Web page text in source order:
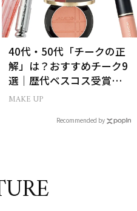
40代・50代「チークの正
解」は？おすすめチーク9
選｜歴代ベスコス受賞ま
とめ＆正しい使い方
MAKE UP
Recommended by